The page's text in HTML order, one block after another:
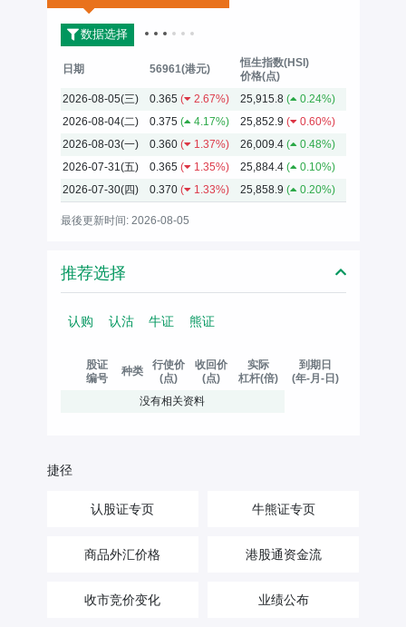
数据选择
日期 56961(港元)
恒生指数(HSI)
价格(点)
2026-08-05(三)
0.365 ( 2.67%) 25,915.8 (
0.24%)
2026-08-04(二)
0.375 ( 4.17%) 25,852.9 (
0.60%)
2026-08-03(一)
0.360 ( 1.37%) 26,009.4 (
0.48%)
2026-07-31(五)
0.365 ( 1.35%) 25,884.4 (
0.10%)
2026-07-30(四)
0.370 ( 1.33%) 25,858.9 ( 0.20%)
最後更新时间: 2026-08-05
推荐选择
认购 认沽 牛证 熊证
股证
编号
种类
行使价
(点)
收回价
(点)
实际
杠杆(倍)
到期日
(年-月-日)
没有相关资料
捷径
认股证专页 牛熊证专页
商品外汇价格 港股通资金流
收市竞价变化 业绩公布